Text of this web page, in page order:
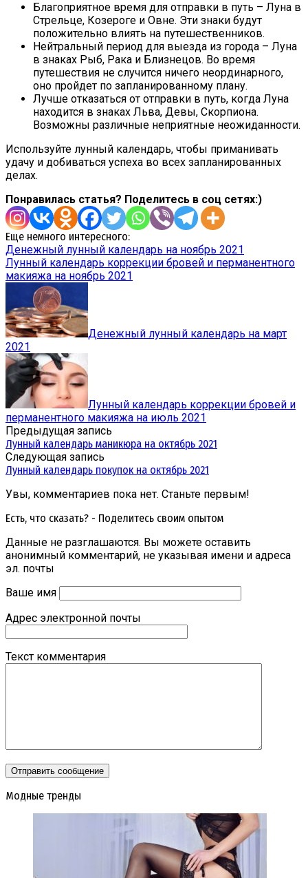
Благоприятное время для отправки в путь – Луна в
Стрельце, Козероге и Овне. Эти знаки будут
положительно влиять на путешественников.
Нейтральный период для выезда из города – Луна
в знаках Рыб, Рака и Близнецов. Во время
путешествия не случится ничего неординарного,
оно пройдет по запланированному плану.
Лучше отказаться от отправки в путь, когда Луна
находится в знаках Льва, Девы, Скорпиона.
Возможны различные неприятные неожиданности.
Используйте лунный календарь, чтобы приманивать
удачу и добиваться успеха во всех запланированных
делах.
Понравилась статья? Поделитесь в соц сетях:)
Еще немного интересного:
Денежный лунный календарь на ноябрь 2021
Лунный календарь коррекции бровей и перманентного
макияжа на ноябрь 2021
Денежный лунный календарь на март
2021
Лунный календарь коррекции бровей и
перманентного макияжа на июль 2021
Предыдущая запись
Лунный календарь маникюра на октябрь 2021
Следующая запись
Лунный календарь покупок на октябрь 2021
Увы, комментариев пока нет. Станьте первым!
Есть, что сказать? - Поделитесь своим опытом
Данные не разглашаются. Вы можете оставить
анонимный комментарий, не указывая имени и адреса
эл. почты
Ваше имя
Адрес электронной почты
Текст комментария
Модные тренды